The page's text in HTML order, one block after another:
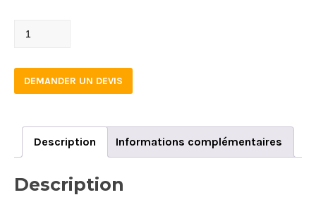
PL2019/8
DEMANDER UN DEVIS
Description Informations complémentaires
Description